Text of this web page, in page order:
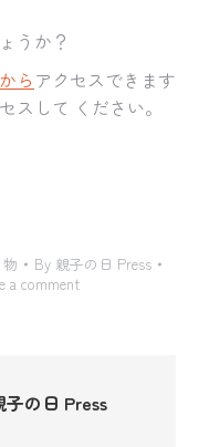
うか？
ら アクセスできます
スして ください。
By 親子の日 Press
a comment
子の日 Press